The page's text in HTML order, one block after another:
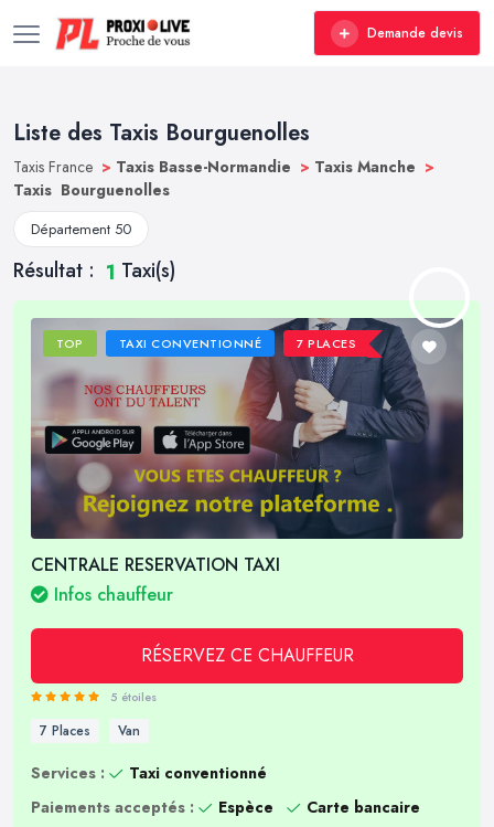
Demande devis
Liste des Taxis Bourguenolles
Taxis France > Taxis Basse-Normandie > Taxis Manche >
Taxis Bourguenolles
Département 50
Résultat : 1 Taxi(s)
TOP TAXI CONVENTIONNÉ 7 PLACES
CENTRALE RESERVATION TAXI
Infos chauffeur
RÉSERVEZ CE CHAUFFEUR
5 étoiles
7 Places Van
Services :
Taxi conventionné
Paiements acceptés :
Espèce
Carte bancaire